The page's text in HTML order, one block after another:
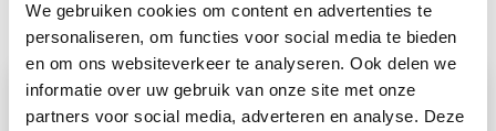
We gebruiken cookies om content en advertenties te
personaliseren, om functies voor social media te bieden
en om ons websiteverkeer te analyseren. Ook delen we
informatie over uw gebruik van onze site met onze
partners voor social media, adverteren en analyse. Deze